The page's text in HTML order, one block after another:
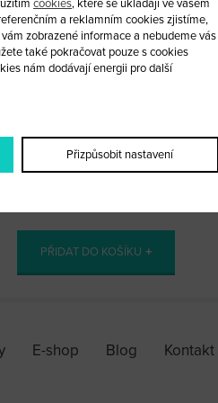
Obal vystřelovacího klíče bez
Planžetu vám po dohodě rádi
Do obalu můžete dát vnitřek
PŘIDAT DO KOŠÍKU
E-shop Blog Kontakt
cookies, které se ukládají ve vašem
a reklamním cookies zjistíme,
zobrazené informace a nebudeme vás
také pokračovat pouze s cookies
nám dodávají energii pro další
Přizpůsobit nastavení